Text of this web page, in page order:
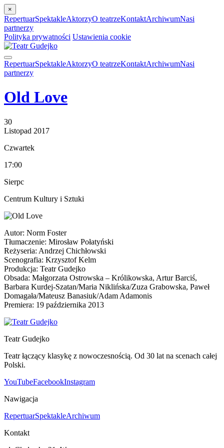
×
RepertuarSpektakleAktorzyO teatrzeKontaktArchiwumNasi
partnerzy
Polityka prywatności Ustawienia cookie
RepertuarSpektakleAktorzyO teatrzeKontaktArchiwumNasi
partnerzy
Old Love
30
Listopad 2017
Czwartek
17:00
Sierpc
Centrum Kultury i Sztuki
Autor: Norm Foster
Tłumaczenie: Mirosław Połatyński
Reżyseria: Andrzej Chichłowski
Scenografia: Krzysztof Kelm
Produkcja: Teatr Gudejko
Obsada: Małgorzata Ostrowska – Królikowska, Artur Barciś,
Barbara Kurdej-Szatan/Maria Niklińska/Zuza Grabowska, Paweł
Domagała/Mateusz Banasiuk/Adam Adamonis
Premiera: 19 października 2013
Teatr Gudejko
Teatr łączący klasykę z nowoczesnością. Od 30 lat na scenach całej
Polski.
YouTubeFacebookInstagram
Nawigacja
RepertuarSpektakleArchiwum
Kontakt